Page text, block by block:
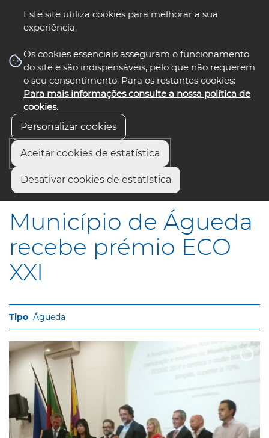
Este site utiliza cookies para melhorar a sua
experiência.
Os cookies essenciais asseguram o funcionamento
do site e são indispensáveis, pelo que não requerem
o seu consentimento. Para os restantes cookies:
Para mais informações consulte a nossa política de
cookies.
Personalizar cookies
Aceitar cookies de estatística
Desativar cookies de estatística
nos select language
Início
Município de Águeda recebe prémio ECO XXI
Município de Águeda
recebe prémio ECO
XXI
Águeda